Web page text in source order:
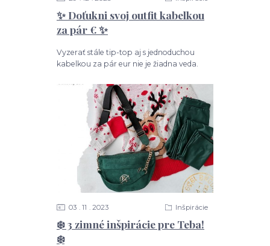
✨ Doťukni svoj outfit kabelkou
za pár € ✨
Vyzerať stále tip-top aj s jednoduchou
kabelkou za pár eur nie je žiadna veda.
❄️ 3 zimné inšpirácie pre Teba!
❄️
03 11 2023 Inšpirácie